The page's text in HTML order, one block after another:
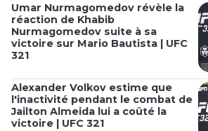
Umar Nurmagomedov révèle la
réaction de Khabib
Nurmagomedov suite à sa
victoire sur Mario Bautista | UFC
321
Alexander Volkov estime que
l'inactivité pendant le combat de
Jailton Almeida lui a coûté la
victoire | UFC 321